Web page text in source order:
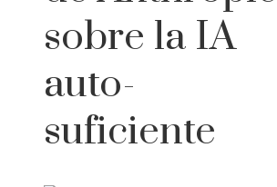
sobre la IA
auto-
suficiente